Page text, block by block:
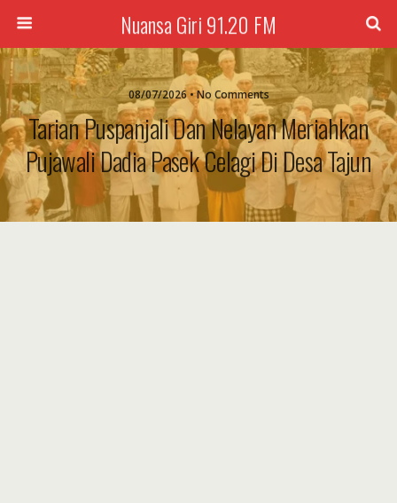
Nuansa Giri 91.20 FM
08/07/2026 • No Comments
Tarian Puspanjali Dan Nelayan Meriahkan
Pujawali Dadia Pasek Celagi Di Desa Tajun